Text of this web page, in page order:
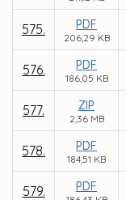
575. PDF
206,29 KB
576. PDF
186,05 KB
577. ZIP
2,36 MB
578. PDF
184,51 KB
579. PDF